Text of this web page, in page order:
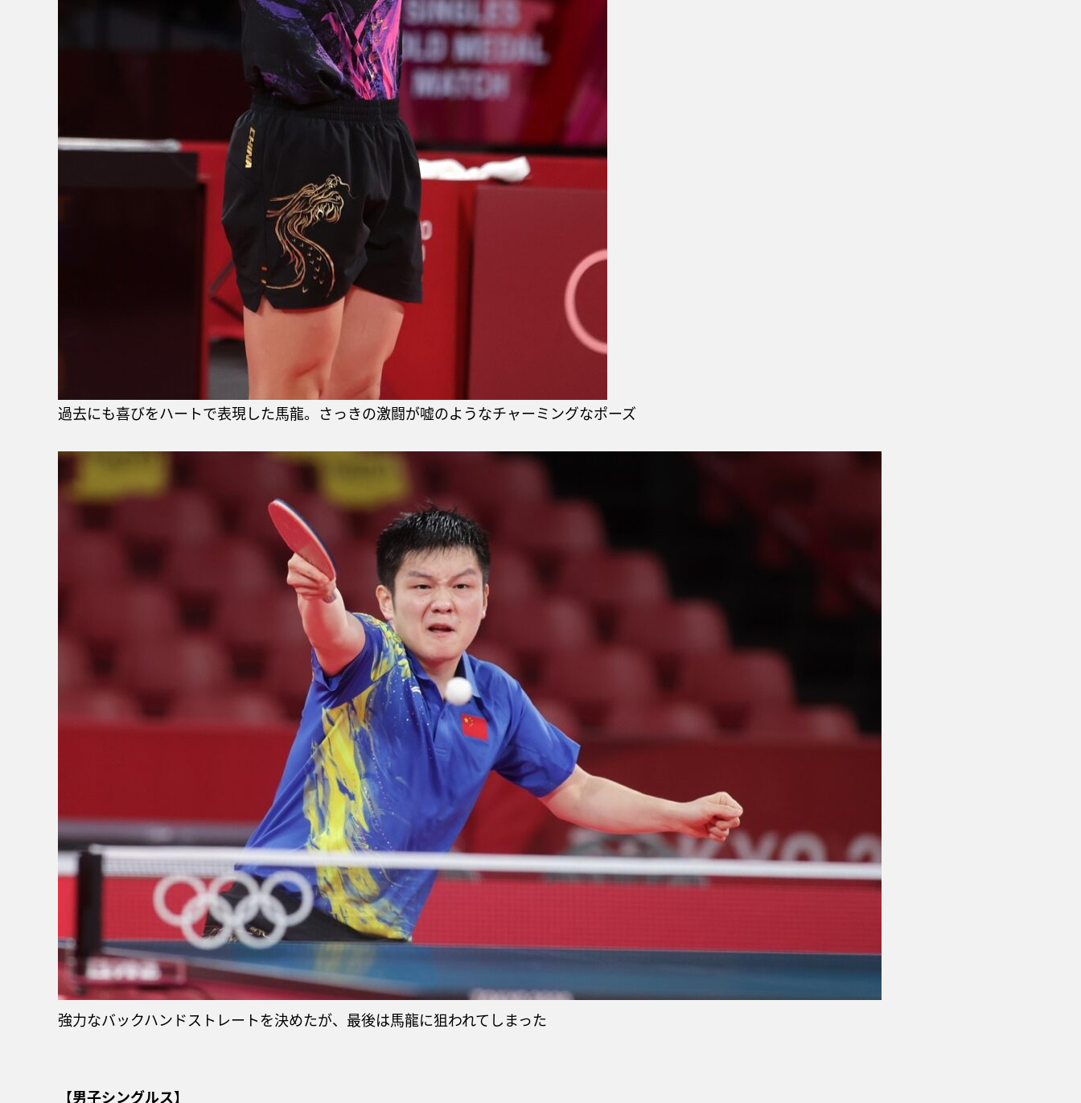
過去にも喜びをハートで表現した馬龍。さっきの激闘が嘘のようなチャーミングなポーズ
強力なバックハンドストレートを決めたが、最後は馬龍に狙われてしまった
【男子シングルス】